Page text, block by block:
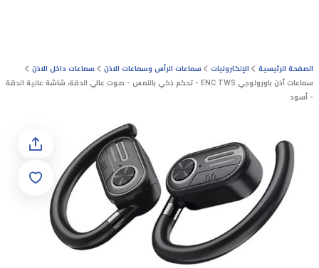
الصفحة الرئيسية الإلكترونيات سماعات الرأس وسماعات الاذن
سماعات داخل الاذن
سماعات أذن باورولوجي ENC TWS - تحكم ذكي باللمس - صوت عالي الدقة، شاشة عالية الدقة
- أسود